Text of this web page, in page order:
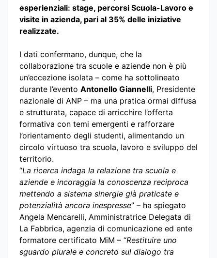
esperienziali: stage, percorsi Scuola-Lavoro e
visite in azienda, pari al 35% delle iniziative
realizzate.
I dati confermano, dunque, che la
collaborazione tra scuole e aziende non è più
un’eccezione isolata – come ha sottolineato
durante l’evento Antonello Giannelli, Presidente
nazionale di ANP – ma una pratica ormai diffusa
e strutturata, capace di arricchire l’offerta
formativa con temi emergenti e rafforzare
l’orientamento degli studenti, alimentando un
circolo virtuoso tra scuola, lavoro e sviluppo del
territorio.
“La ricerca indaga la relazione tra scuola e
aziende e incoraggia la conoscenza reciproca
mettendo a sistema sinergie già praticate e
potenzialità ancora inespresse” – ha spiegato
Angela Mencarelli, Amministratrice Delegata di
La Fabbrica, agenzia di comunicazione ed ente
formatore certificato MiM – “Restituire uno
sguardo plurale e concreto sul dialogo tra